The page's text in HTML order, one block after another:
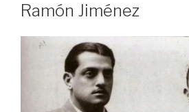
Ramón Jiménez